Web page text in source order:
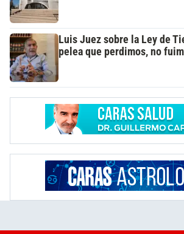
Luis Juez sobre la Ley de
pelea que perdimos, no